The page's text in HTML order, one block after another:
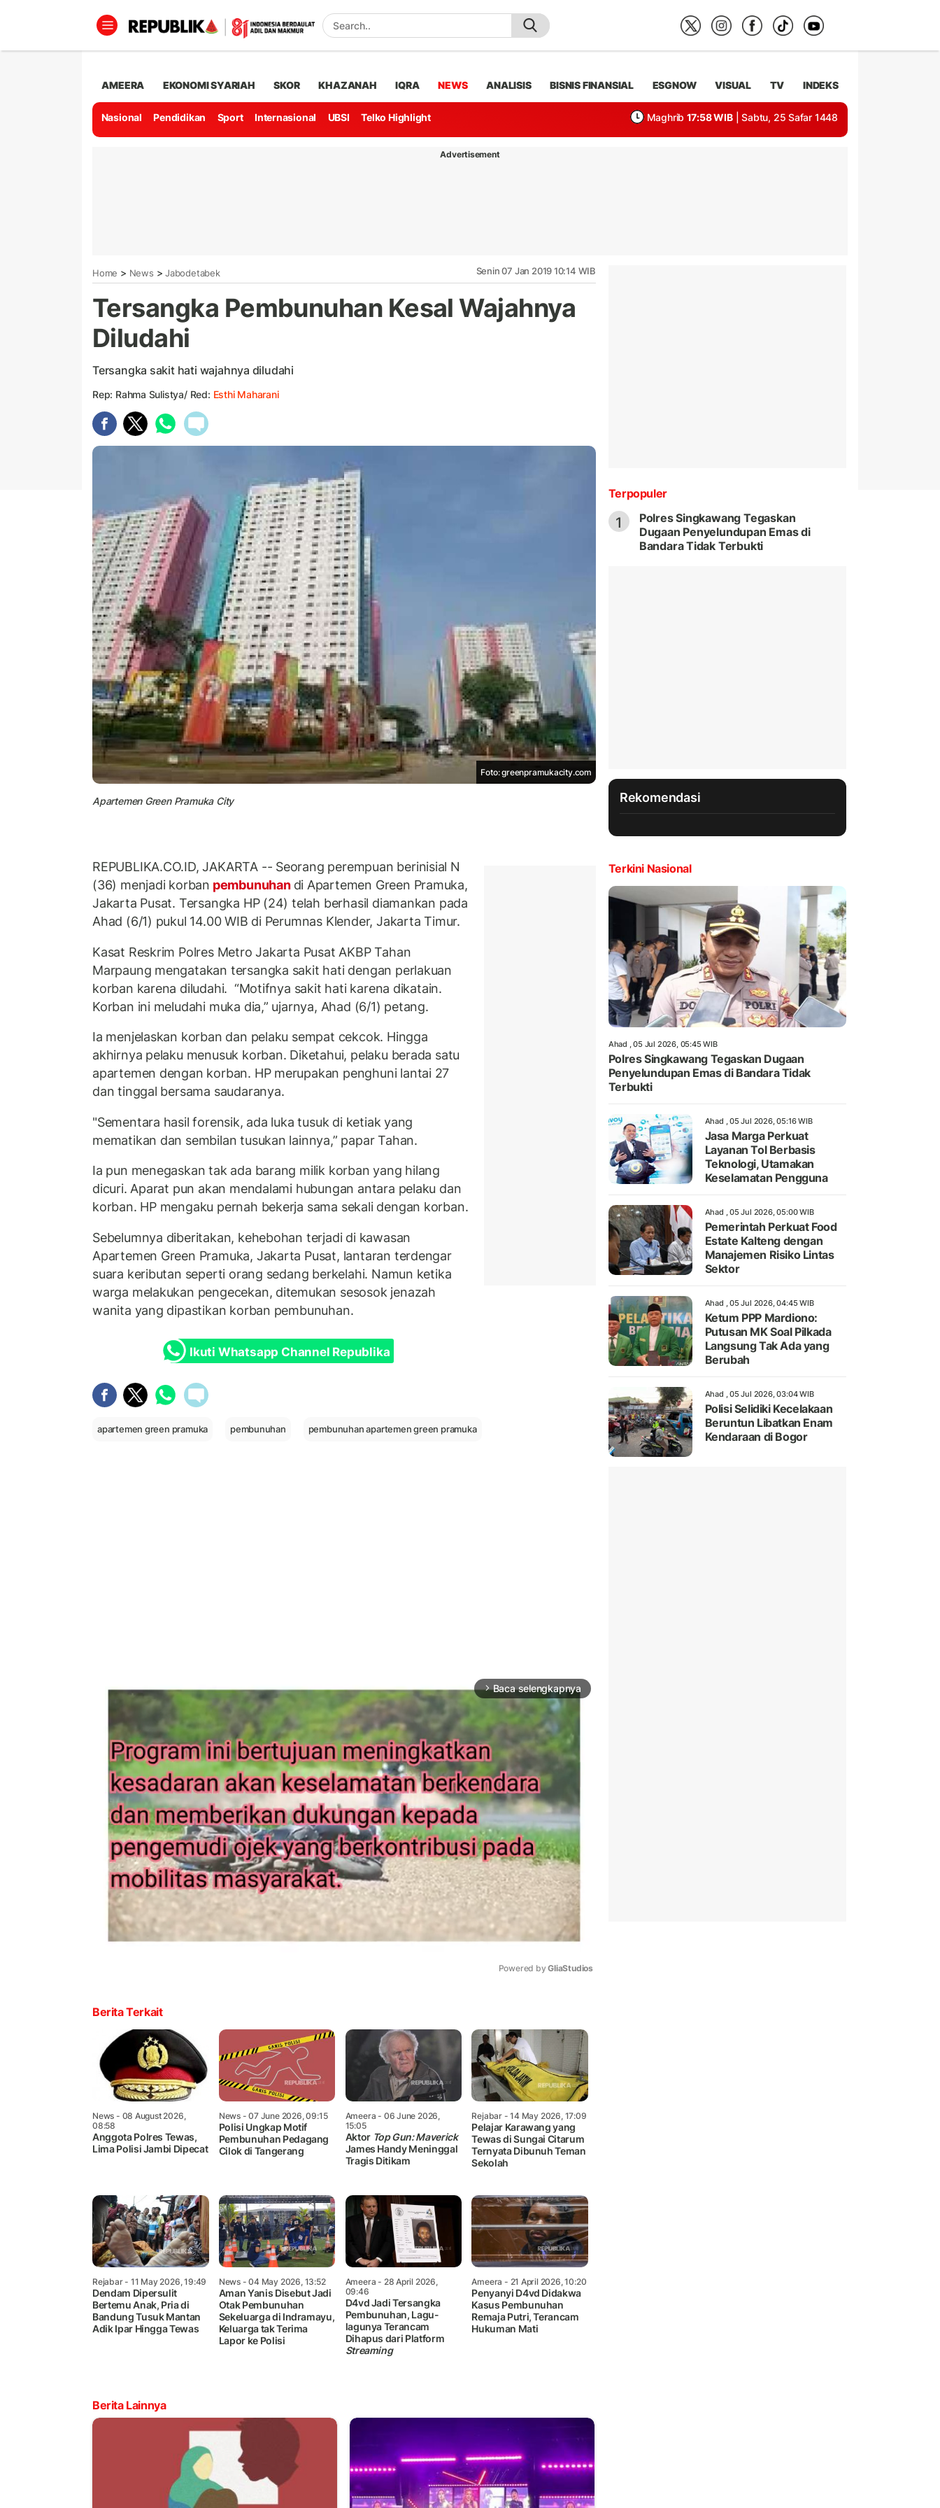
AMEERA EKONOMI SYARIAH SKOR KHAZANAH IQRA NEWS ANALISIS BISNIS FINANSIAL ESGNOW VISUAL TV INDEKS
Nasional Pendidikan Sport Internasional UBSI Telko Highlight Maghrib 17:58 WIB | Sabtu, 25 Safar 1448
Advertisement
Home > News > Jabodetabek Senin 07 Jan 2019 10:14 WIB
Tersangka Pembunuhan Kesal Wajahnya
Diludahi
Tersangka sakit hati wajahnya diludahi
Rep: Rahma Sulistya/ Red: Esthi Maharani
Foto: greenpramukacity.com
Apartemen Green Pramuka City
REPUBLIKA.CO.ID, JAKARTA -- Seorang perempuan berinisial N
(36) menjadi korban pembunuhan di Apartemen Green Pramuka,
Jakarta Pusat. Tersangka HP (24) telah berhasil diamankan pada
Ahad (6/1) pukul 14.00 WIB di Perumnas Klender, Jakarta Timur.
Kasat Reskrim Polres Metro Jakarta Pusat AKBP Tahan
Marpaung mengatakan tersangka sakit hati dengan perlakuan
korban karena diludahi. “Motifnya sakit hati karena dikatain.
Korban ini meludahi muka dia,” ujarnya, Ahad (6/1) petang.
Ia menjelaskan korban dan pelaku sempat cekcok. Hingga
akhirnya pelaku menusuk korban. Diketahui, pelaku berada satu
apartemen dengan korban. HP merupakan penghuni lantai 27
dan tinggal bersama saudaranya.
"Sementara hasil forensik, ada luka tusuk di ketiak yang
mematikan dan sembilan tusukan lainnya,” papar Tahan.
Ia pun menegaskan tak ada barang milik korban yang hilang
dicuri. Aparat pun akan mendalami hubungan antara pelaku dan
korban. HP mengaku pernah bekerja sama sekali dengan korban.
Sebelumnya diberitakan, kehebohan terjadi di kawasan
Apartemen Green Pramuka, Jakarta Pusat, lantaran terdengar
suara keributan seperti orang sedang berkelahi. Namun ketika
warga melakukan pengecekan, ditemukan sesosok jenazah
wanita yang dipastikan korban pembunuhan.
Ikuti Whatsapp Channel Republika
apartemen green pramuka pembunuhan pembunuhan apartemen green pramuka
arrow_forward_ios Baca selengkapnya
Powered by GliaStudios
Berita Terkait
News - 08 August 2026,
08:58
Anggota Polres Tewas,
Lima Polisi Jambi Dipecat
News- 07 June 2026, 09:15
Polisi Ungkap Motif
Pembunuhan Pedagang
Cilok di Tangerang
Ameera - 06 June 2026,
15:05
Aktor Top Gun: Maverick
James Handy Meninggal
Tragis Ditikam
Rejabar- 14 May 2026, 17:09
Pelajar Karawang yang
Tewas di Sungai Citarum
Ternyata Dibunuh Teman
Sekolah
Rejabar- 11 May 2026, 19:49
Dendam Dipersulit
Bertemu Anak, Pria di
Bandung Tusuk Mantan
Adik Ipar Hingga Tewas
News- 04 May 2026, 13:52
Aman Yanis Disebut Jadi
Otak Pembunuhan
Sekeluarga di Indramayu,
Keluarga tak Terima
Lapor ke Polisi
Ameera - 28 April 2026,
09:46
D4vd Jadi Tersangka
Pembunuhan, Lagu-
lagunya Terancam
Dihapus dari Platform
Streaming
Ameera - 21 April 2026, 10:20
Penyanyi D4vd Didakwa
Kasus Pembunuhan
Remaja Putri, Terancam
Hukuman Mati
Berita Lainnya
Terpopuler
1
Polres Singkawang Tegaskan
Dugaan Penyelundupan Emas di
Bandara Tidak Terbukti
Rekomendasi
Terkini Nasional
Ahad , 05 Jul 2026, 05:45 WIB
Polres Singkawang Tegaskan Dugaan
Penyelundupan Emas di Bandara Tidak
Terbukti
Ahad , 05 Jul 2026, 05:16 WIB
Jasa Marga Perkuat
Layanan Tol Berbasis
Teknologi, Utamakan
Keselamatan Pengguna
Ahad , 05 Jul 2026, 05:00 WIB
Pemerintah Perkuat Food
Estate Kalteng dengan
Manajemen Risiko Lintas
Sektor
Ahad , 05 Jul 2026, 04:45 WIB
Ketum PPP Mardiono:
Putusan MK Soal Pilkada
Langsung Tak Ada yang
Berubah
Ahad , 05 Jul 2026, 03:04 WIB
Polisi Selidiki Kecelakaan
Beruntun Libatkan Enam
Kendaraan di Bogor